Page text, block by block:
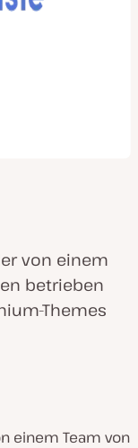
von einem
betrieben
Themes
einem Team von